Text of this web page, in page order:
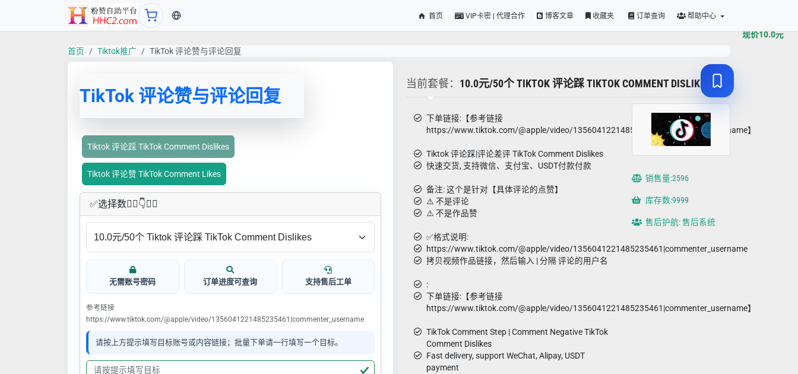
当前语言：中文 首页 VIP卡密 | 代理合作 博客文章 收藏夹 订单查询 帮助中心
首页 Tiktok推广 TikTok 评论赞与评论回复
TikTok 评论赞与评论回复
Tiktok 评论踩 TikTok Comment Dislikes
Tiktok 评论赞 TikTok Comment Likes
✅​选择数👇🏻​​👇👇🏻​​
无需账号密码 订单进度可查询 支持售后工单
参考链接
https://www.tiktok.com/@apple/video/1356041221485235461|commenter_username
请按上方提示填写目标账号或内容链接；批量下单请一行填写一个目标。
现价10.0元
当前套餐： 10.0元/50个 TIKTOK 评论踩 TIKTOK COMMENT DISLIKES
下单链接:【参考链接
https://www.tiktok.com/@apple/video/1356041221485235461|commenter_username】
Tiktok 评论踩|评论差评 TikTok Comment Dislikes
快速交货, 支持微信、支付宝、USDT付款付款
备注: 这个是针对【具体评论的点赞】
⚠️ 不是评论
⚠️ 不是作品赞
✅格式说明:
https://www.tiktok.com/@apple/video/1356041221485235461|commenter_username
拷贝视频作品链接，然后输入 | 分隔 评论的用户名
:
下单链接:【参考链接
https://www.tiktok.com/@apple/video/1356041221485235461|commenter_username】
TikTok Comment Step | Comment Negative TikTok
Comment Dislikes
Fast delivery, support WeChat, Alipay, USDT
payment
销售量:2596
库存数:9999
售后护航: 售后系统